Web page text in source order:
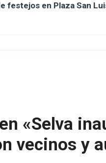
festejos en Plaza San
«Selva
vecinos y